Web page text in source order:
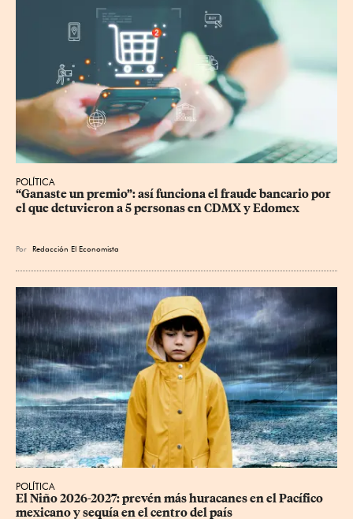
POLÍTICA
“Ganaste un premio”: así funciona el fraude bancario por
el que detuvieron a 5 personas en CDMX y Edomex
Por Redacción El Economista
POLÍTICA
El Niño 2026-2027: prevén más huracanes en el Pacífico
mexicano y sequía en el centro del país